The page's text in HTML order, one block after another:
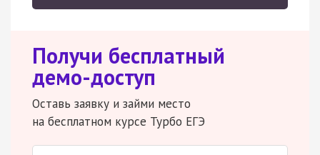
Получи бесплатный
демо-доступ
Оставь заявку и займи место
на бесплатном курсе Турбо ЕГЭ